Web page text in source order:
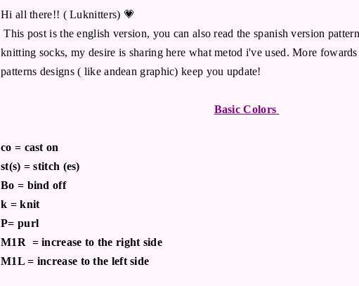
Hi all there!! ( Luknitters) 💗
This post is the english version, you can also read the spanish version
knitting socks, my desire is sharing here what metod i've used. More
patterns designs ( like andean graphic) keep you update!
Basic Colors
co = cast on
st(s) = stitch (es)
Bo = bind off
k = knit
P= purl
M1R = increase to the right side
M1L = increase to the left side